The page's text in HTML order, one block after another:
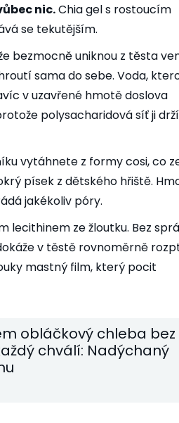
nic.Chia gel s rostoucím
se tekutějším.
bezmocně uniknou z těsta
sama do sebe. Voda,
v uzavřené hmotě doslova
polysacharidová síť ji drží
vytáhnete z formy cosi, co
písek z dětského hřiště.
jakékoliv póry.
lecithinem ze žloutku. Bez
v těstě rovnoměrně
mastný film, který pocit
obláčkový chleba bez
chválí: Nadýchaný